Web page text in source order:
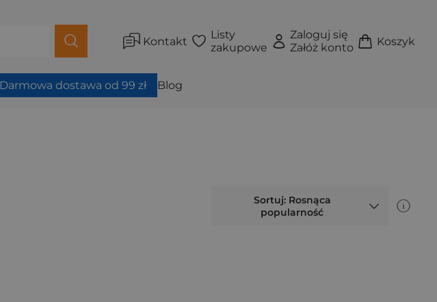
Kontakt
Listy
zakupowe
Zaloguj się
Załóż konto
Koszyk
Darmowa dostawa od 99 zł Blog
Sortuj: Rosnąca
popularność